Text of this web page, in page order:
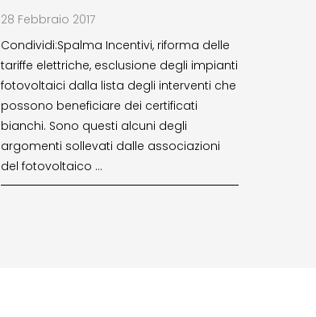
28 Febbraio 2017
Condividi:Spalma Incentivi, riforma delle
tariffe elettriche, esclusione degli impianti
fotovoltaici dalla lista degli interventi che
possono beneficiare dei certificati
bianchi. Sono questi alcuni degli
argomenti sollevati dalle associazioni
del fotovoltaico …